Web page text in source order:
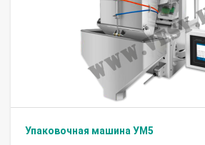
Упаковочная машина УМ5